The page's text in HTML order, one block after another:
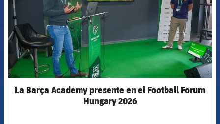
La Barça Academy presente en el Football Forum
Hungary 2026